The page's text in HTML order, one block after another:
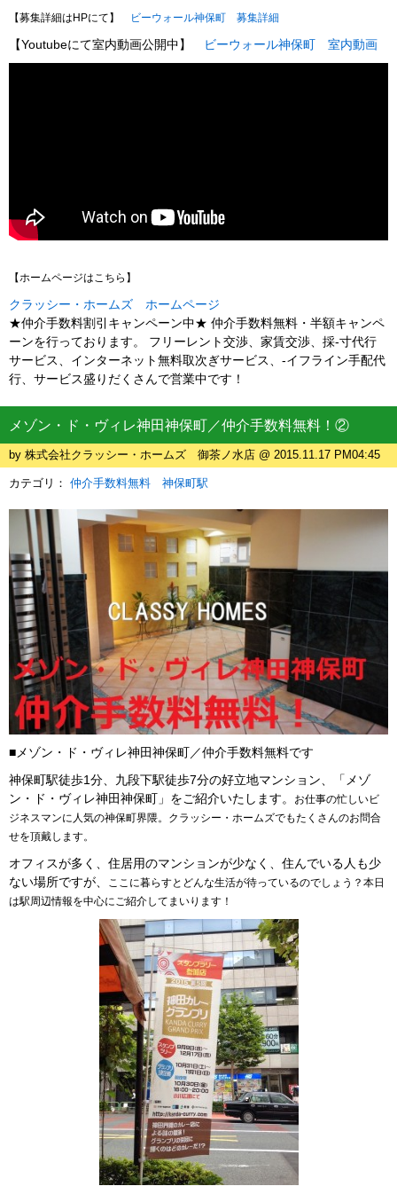
【募集詳細はHPにて】 ビーウォール神保町 募集詳細
【Youtubeにて室内動画公開中】 ビーウォール神保町 室内動画
【ホームページはこちら】
クラッシー・ホームズ ホームページ
★仲介手数料割引キャンペーン中★ 仲介手数料無料・半額キャンペ
ーンを行っております。 フリーレント交渉、家賃交渉、採-寸代行
サービス、インターネット無料取次ぎサービス、-イフライン手配代
行、サービス盛りだくさんで営業中です！
メゾン・ド・ヴィレ神田神保町／仲介手数料無料！②
by 株式会社クラッシー・ホームズ 御茶ノ水店 @ 2015.11.17 PM04:45
カテゴリ： 仲介手数料無料 神保町駅
■メゾン・ド・ヴィレ神田神保町／仲介手数料無料です
神保町駅徒歩1分、九段下駅徒歩7分の好立地マンション、「メゾ
ン・ド・ヴィレ神田神保町」をご紹介いたします。
お仕事の忙しいビ
ジネスマンに人気の神保町界隈。クラッシー・ホームズでもたくさんのお問合
せを頂戴します。
オフィスが多く、住居用のマンションが少なく、住んでいる人も少
ない場所ですが、
ここに暮らすとどんな生活が待っているのでしょう？ 本日
は駅周辺情報を中心にご紹介してまいります！